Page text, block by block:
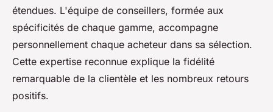
étendues. L'équipe de conseillers, formée aux
spécificités de chaque gamme, accompagne
personnellement chaque acheteur dans sa sélection.
Cette expertise reconnue explique la fidélité
remarquable de la clientèle et les nombreux retours
positifs.